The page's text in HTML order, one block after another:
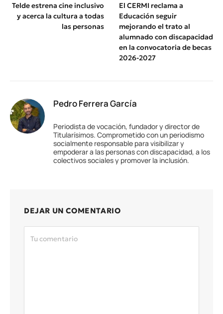
Telde estrena cine inclusivo
y acerca la cultura a todas
las personas
El CERMI reclama a
Educación seguir
mejorando el trato al
alumnado con discapacidad
en la convocatoria de becas
2026-2027
Pedro Ferrera García
Periodista de vocación, fundador y director de
Titularísimos. Comprometido con un periodismo
socialmente responsable para visibilizar y
empoderar a las personas con discapacidad, a los
colectivos sociales y promover la inclusión.
DEJAR UN COMENTARIO